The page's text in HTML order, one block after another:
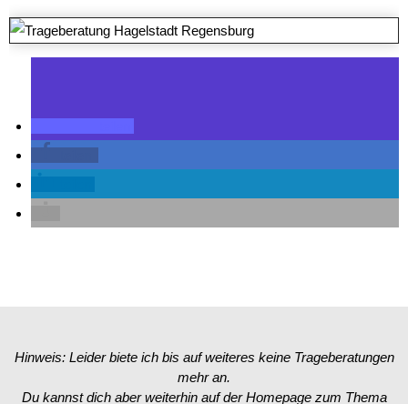
Hinweis: Leider biete ich bis auf weiteres keine Trageberatungen
mehr an.
Du kannst dich aber weiterhin auf der Homepage zum Thema